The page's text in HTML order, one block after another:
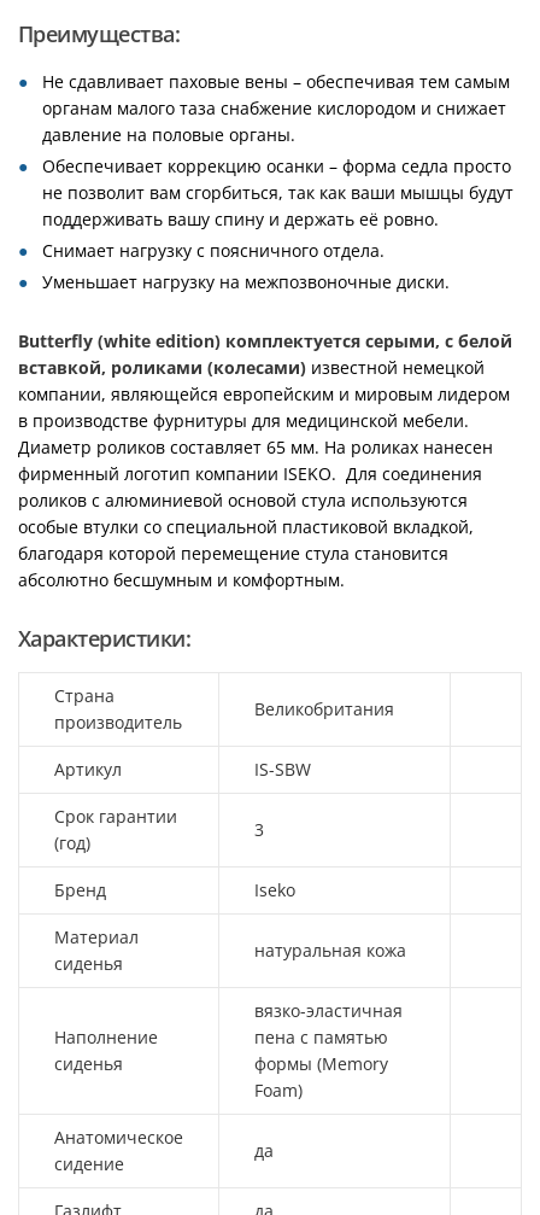
Преимущества:
Не сдавливает паховые вены – обеспечивая тем самым
органам малого таза снабжение кислородом и снижает
давление на половые органы.
Обеспечивает коррекцию осанки – форма седла просто
не позволит вам сгорбиться, так как ваши мышцы будут
поддерживать вашу спину и держать её ровно.
Снимает нагрузку с поясничного отдела.
Уменьшает нагрузку на межпозвоночные диски.
Butterfly (white edition) комплектуется серыми, с белой
вставкой, роликами (колесами) известной немецкой
компании, являющейся европейским и мировым лидером
в производстве фурнитуры для медицинской мебели.
Диаметр роликов составляет 65 мм. На роликах нанесен
фирменный логотип компании ISEKO. Для соединения
роликов с алюминиевой основой стула используются
особые втулки со специальной пластиковой вкладкой,
благодаря которой перемещение стула становится
абсолютно бесшумным и комфортным.
Характеристики:
Страна
производитель
Великобритания
Артикул IS-SBW
Срок гарантии
(год)
3
Бренд Iseko
Материал
сиденья
натуральная кожа
Наполнение
сиденья
вязко-эластичная
пена с памятью
формы (Memory
Foam)
Анатомическое
сидение
да